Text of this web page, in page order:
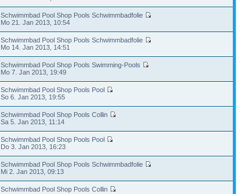
Schwimmbad Pool Shop Pools Schwimmbadfolie
Mo 21. Jan 2013, 10:54
Schwimmbad Pool Shop Pools Schwimmbadfolie
Mo 14. Jan 2013, 14:51
Schwimmbad Pool Shop Pools Swimming-Pools
Mo 7. Jan 2013, 19:49
Schwimmbad Pool Shop Pools Pool
So 6. Jan 2013, 19:55
Schwimmbad Pool Shop Pools Collin
Sa 5. Jan 2013, 11:14
Schwimmbad Pool Shop Pools Pool
Do 3. Jan 2013, 16:23
Schwimmbad Pool Shop Pools Schwimmbadfolie
Mi 2. Jan 2013, 09:13
Schwimmbad Pool Shop Pools Collin